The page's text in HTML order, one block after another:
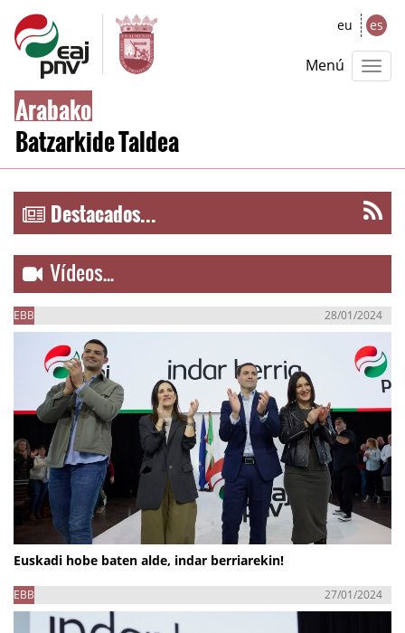
Arabako
Batzarkide Taldea
eu es
Menú
Destacados...
Vídeos...
EBB 28/01/2024
Euskadi hobe baten alde, indar berriarekin!
EBB 27/01/2024